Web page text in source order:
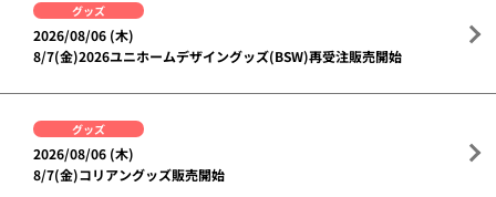
グッズ
2026/08/06 (木)
8/7(金)2026ユニホームデザイングッズ(BSW)再受注販売開始
グッズ
2026/08/06 (木)
8/7(金)コリアングッズ販売開始